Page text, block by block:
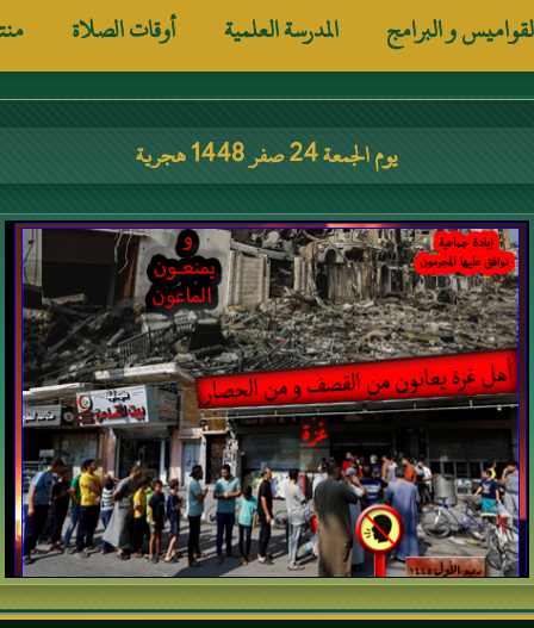
و البرامج المدرسة العلمية أوقات الصلاة
يوم الجمعة 24 صفر 1448 هجرية